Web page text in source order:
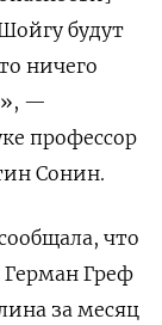
будут
ничего
—
профессор
Сонин.
что
Герман Греф
за месяц